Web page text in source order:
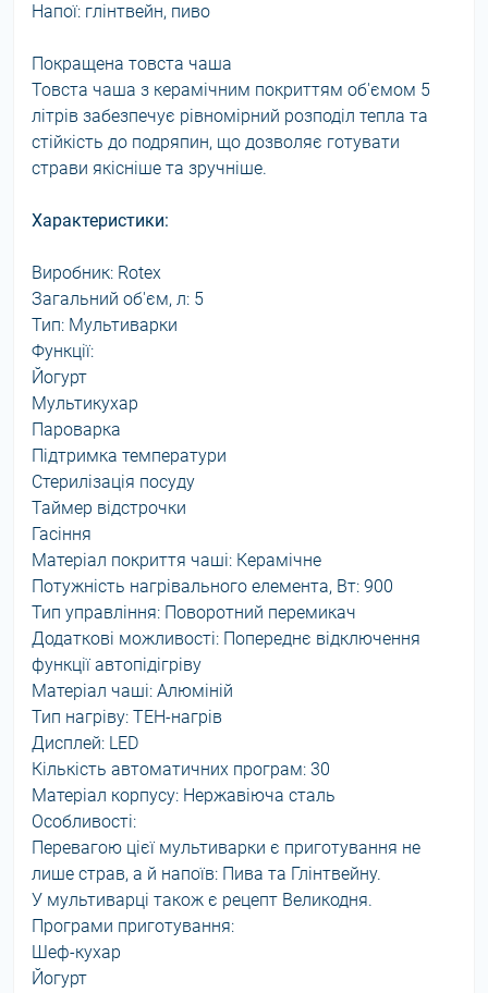
Напої: глінтвейн, пиво
Покращена товста чаша
Товста чаша з керамічним покриттям об'ємом 5
літрів забезпечує рівномірний розподіл тепла та
стійкість до подряпин, що дозволяє готувати
страви якісніше та зручніше.
Характеристики:
Виробник: Rotex
Загальний об'єм, л: 5
Тип: Мультиварки
Функції:
Йогурт
Мультикухар
Пароварка
Підтримка температури
Стерилізація посуду
Таймер відстрочки
Гасіння
Матеріал покриття чаші: Керамічне
Потужність нагрівального елемента, Вт: 900
Тип управління: Поворотний перемикач
Додаткові можливості: Попереднє відключення
функції автопідігріву
Матеріал чаші: Алюміній
Тип нагріву: ТЕН-нагрів
Дисплей: LED
Кількість автоматичних програм: 30
Матеріал корпусу: Нержавіюча сталь
Особливості:
Перевагою цієї мультиварки є приготування не
лише страв, а й напоїв: Пива та Глінтвейну.
У мультиварці також є рецепт Великодня.
Програми приготування:
Шеф-кухар
Йогурт